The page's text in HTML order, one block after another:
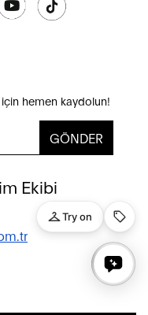
hemen kaydolun!
GÖNDER
Ekibi